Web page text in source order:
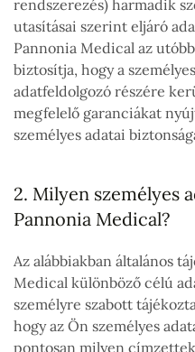
rendszerezés) harmadik
utasításai szerint eljáró
Pannonia Medical az
biztosítja, hogy a
adatfeldolgozó részére
megfelelő garanciákat
személyes adatai
2. Milyen személyes
Pannonia Medical?
Az alábbiakban általános
Medical különböző célú
személyre szabott
hogy az Ön személyes
pontosan milyen